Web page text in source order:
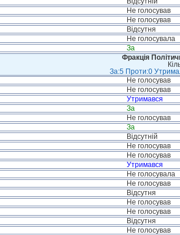
Не голосував
Не голосував
Відсутня
Не голосувала
За
Фракція
За:5 Проти:0
Не голосував
Не голосував
Утримався
За
Не голосував
За
Відсутній
Не голосував
Не голосував
Утримався
Не голосувала
Не голосував
Відсутня
Не голосував
Не голосував
Відсутня
Не голосував